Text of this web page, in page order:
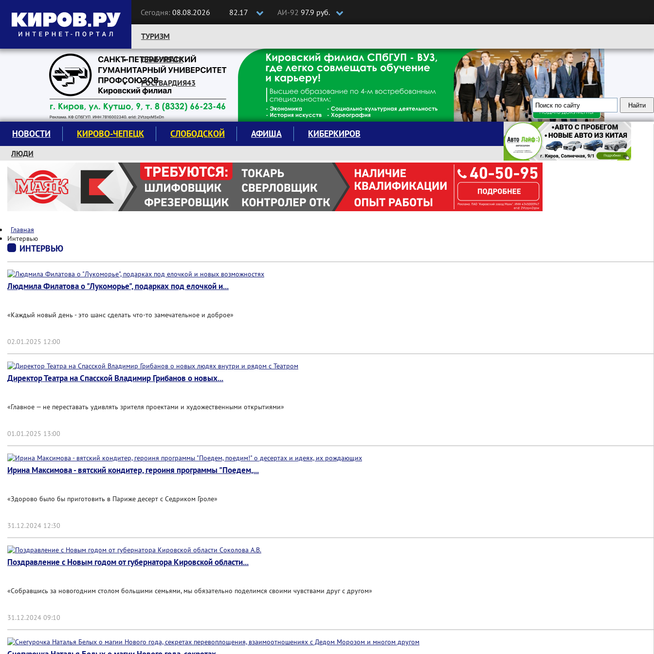
Сегодня: 08.08.2026 82.17 АИ-92 97.9 руб.
Следите за новостями:
ТУРИЗМ
ДРАМТЕАТР
РОСГВАРДИЯ43
НОВОСТИ КИРОВО-ЧЕПЕЦК СЛОБОДСКОЙ АФИША КИБЕРКИРОВ
ЛЮДИ
КРУЖКИ И СЕКЦИИ
ЗАВОДУ "МАЯК" 85 ЛЕТ
ЭКОЛОГИЯ
Главная
Интервью
ИНТЕРВЬЮ
Людмила Филатова о "Лукоморье", подарках под елочкой и...
«Каждый новый день - это шанс сделать что-то замечательное и доброе»
02.01.2025 12:00
Директор Театра на Спасской Владимир Грибанов о новых...
«Главное — не переставать удивлять зрителя проектами и художественными открытиями»
01.01.2025 13:00
Ирина Максимова - вятский кондитер, героиня программы "Поедем,...
«Здорово было бы приготовить в Париже десерт с Седриком Гроле»
31.12.2024 12:30
Поздравление с Новым годом от губернатора Кировской области...
«Собравшись за новогодним столом большими семьями, мы обязательно поделимся своими чувствами друг с другом»
31.12.2024 09:10